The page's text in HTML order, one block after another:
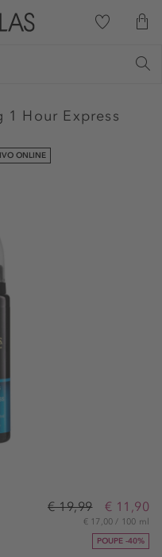
1 Hour Express
ONLINE
Self Tanning 1 Hour Express Face Mist
€ 19,99 € 11,90
€ 17,00 / 100 ml
POUPE -40%